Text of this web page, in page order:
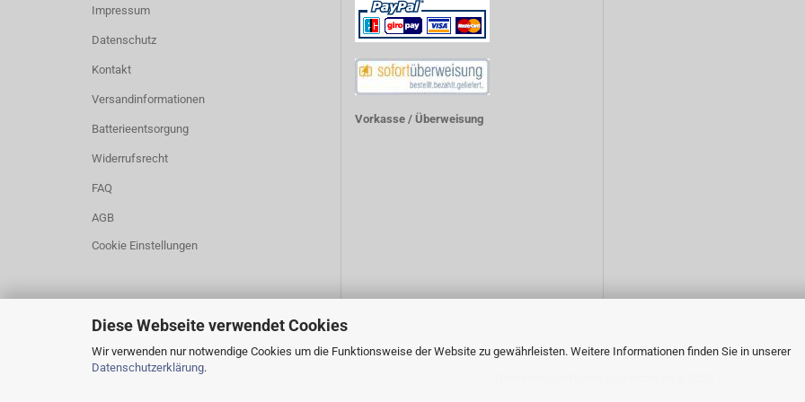
Diese Webseite verwendet Cookies
Wir verwenden nur notwendige Cookies um die Funktionsweise der Website zu gewährleisten. Weitere Informationen finden Sie in unserer
Datenschutzerklärung.
Impressum
Datenschutz
Kontakt
Versandinformationen
Batterieentsorgung
Widerrufsrecht
FAQ
AGB
Cookie Einstellungen
Vorkasse / Überweisung